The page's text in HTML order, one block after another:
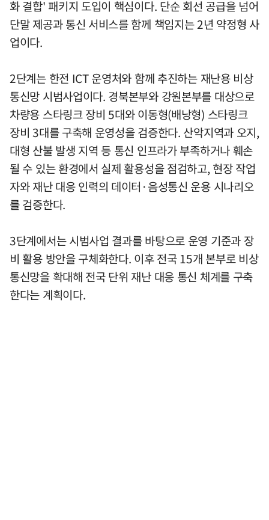
화 결합' 패키지 도입이 핵심이다. 단순 회선 공급을 넘어
단말 제공과 통신 서비스를 함께 책임지는 2년 약정형 사
업이다.
2단계는 한전 ICT 운영처와 함께 추진하는 재난용 비상
통신망 시범사업이다. 경북본부와 강원본부를 대상으로
차량용 스타링크 장비 5대와 이동형(배낭형) 스타링크
장비 3대를 구축해 운영성을 검증한다. 산악지역과 오지,
대형 산불 발생 지역 등 통신 인프라가 부족하거나 훼손
될 수 있는 환경에서 실제 활용성을 점검하고, 현장 작업
자와 재난 대응 인력의 데이터·음성통신 운용 시나리오
를 검증한다.
3단계에서는 시범사업 결과를 바탕으로 운영 기준과 장
비 활용 방안을 구체화한다. 이후 전국 15개 본부로 비상
통신망을 확대해 전국 단위 재난 대응 통신 체계를 구축
한다는 계획이다.